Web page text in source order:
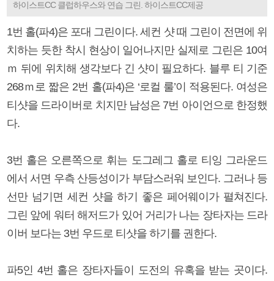
하이스트CC 클럽하우스와 연습 그린. 하이스트CC제공
1번 홀(파4)은 포대 그린이다. 세컨 샷 때 그린이 전면에 위
치하는 듯한 착시 현상이 일어나지만 실제로 그린은 10여
ｍ 뒤에 위치해 생각보다 긴 샷이 필요하다. 블루 티 기준
268ｍ로 짧은 2번 홀(파4)은 ‘로컬 룰’이 적용된다. 여성은
티샷을 드라이버로 치지만 남성은 7번 아이언으로 한정했
다.
3번 홀은 오른쪽으로 휘는 도그레그 홀로 티잉 그라운드
에서 서면 우측 산등성이가 부담스러워 보인다. 그러나 등
선만 넘기면 세컨 샷을 하기 좋은 페어웨이가 펼쳐진다.
그린 앞에 워터 해저드가 있어 거리가 나는 장타자는 드라
이버 보다는 3번 우드로 티샷을 하기를 권한다.
파5인 4번 홀은 장타자들이 도전의 유혹을 받는 곳이다.